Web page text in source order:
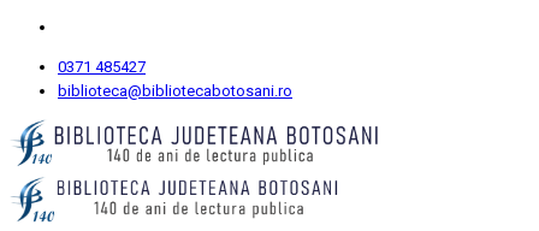
0371 485427
biblioteca@bibliotecabotosani.ro